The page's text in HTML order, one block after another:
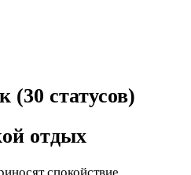
(30 cтатусов)
отдых